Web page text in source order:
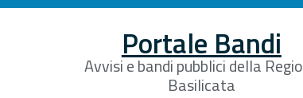
Portale Bandi
Avvisi e bandi pubblici della
Basilicata